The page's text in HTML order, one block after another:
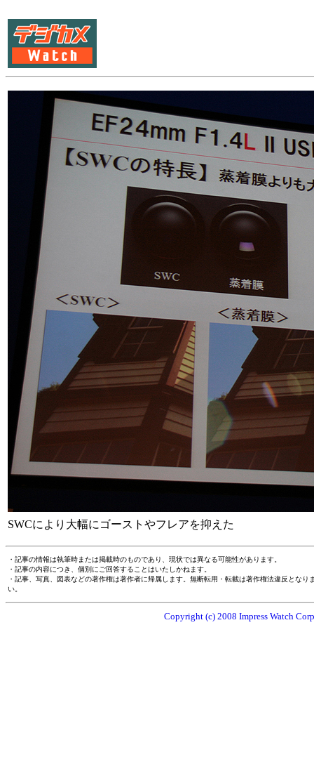
SWCにより大幅にゴーストやフレアを抑えた
・記事の情報は執筆時または掲載時のものであり、現状では異なる可能性があります。
・記事の内容につき、個別にご回答することはいたしかねます。
・記事、写真、図表などの著作権は著作者に帰属します。無断転用・転載は著作権法違反とな
い。
Copyright (c) 2008 Impress Watch